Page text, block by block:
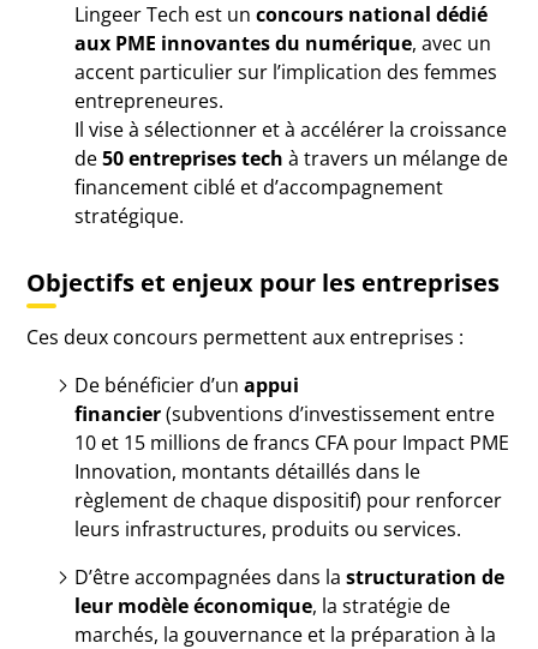
Lingeer Tech est unconcours national dédié
aux PME innovantes du numérique, avec un
accent particulier sur l’implication des femmes
entrepreneures.
Il vise à sélectionner et à accélérer la croissance
de50 entreprises tech à travers un mélange de
financement ciblé et d’accompagnement
stratégique.
Objectifs et enjeux pour les entreprises
Ces deux concours permettent aux entreprises :
De bénéficier d’unappui
financier(subventions d’investissement entre
10 et 15 millions de francs CFA pour Impact PME
Innovation, montants détaillés dans le
règlement de chaque dispositif) pour renforcer
leurs infrastructures, produits ou services.
D’être accompagnées dans lastructuration de
leur modèle économique, la stratégie de
marchés, la gouvernance et la préparation à la